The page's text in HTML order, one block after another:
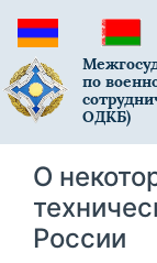
по
ОДКБ)
О
России